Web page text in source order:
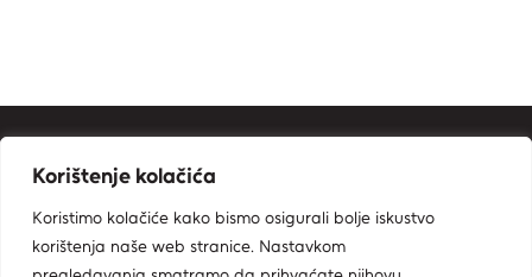
Kontakt informacije
Zavod za zaštitu okoliša i prirode
Radnička cesta 80, 10000 Zagreb
Korištenje kolačića
Koristimo kolačiće kako bismo osigurali bolje iskustvo
korištenja naše web stranice. Nastavkom